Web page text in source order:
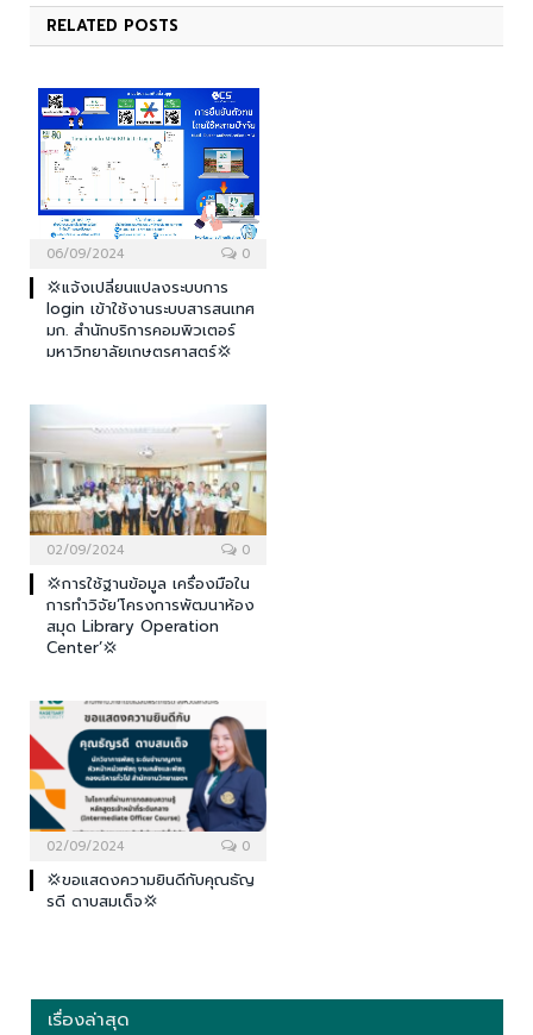
RELATED POSTS
06/09/2024 0
💢แจ้งเปลี่ยนแปลงระบบการ
login เข้าใช้งานระบบสารสนเทศ
มก. สำนักบริการคอมพิวเตอร์
มหาวิทยาลัยเกษตรศาสตร์💢
02/09/2024 0
💢การใช้ฐานข้อมูล เครื่องมือใน
การทำวิจัย’โครงการพัฒนาห้อง
สมุด Library Operation
Center’💢
02/09/2024 0
💢ขอแสดงความยินดีกับคุณธัญ
รดี ดาบสมเด็จ💢
เรื่องล่าสุด